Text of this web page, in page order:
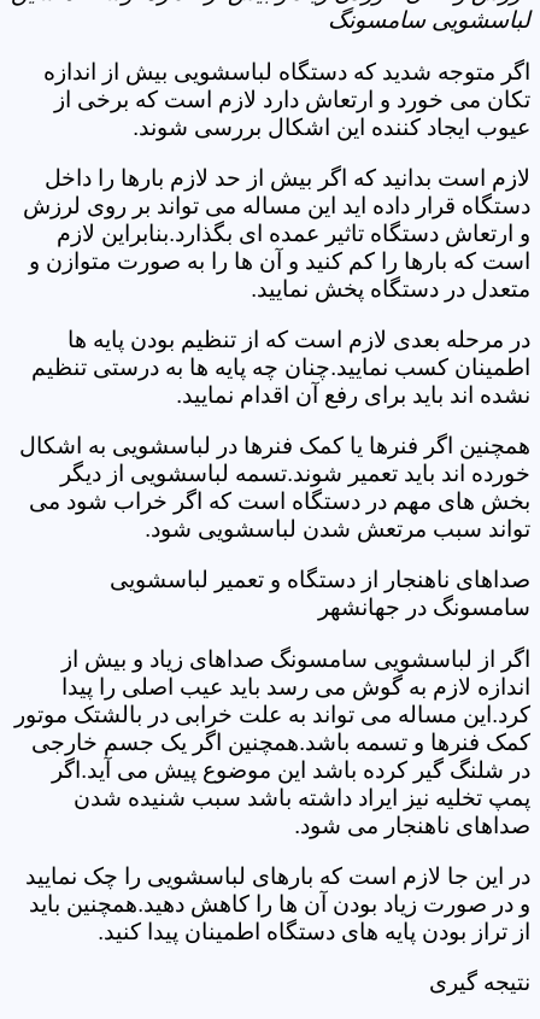
لباسشویی سامسونگ
اگر متوجه شدید که دستگاه لباسشویی بیش از اندازه
تکان می خورد و ارتعاش دارد لازم است که برخی از
عیوب ایجاد کننده این اشکال بررسی شوند.
لازم است بدانید که اگر بیش از حد لازم بارها را داخل
دستگاه قرار داده اید این مساله می تواند بر روی لرزش
و ارتعاش دستگاه تاثیر عمده ای بگذارد.بنابراین لازم
است که بارها را کم کنید و آن ها را به صورت متوازن و
متعدل در دستگاه پخش نمایید.
در مرحله بعدی لازم است که از تنظیم بودن پایه ها
اطمینان کسب نمایید.چنان چه پایه ها به درستی تنظیم
نشده اند باید برای رفع آن اقدام نمایید.
همچنین اگر فنرها یا کمک فنرها در لباسشویی به اشکال
خورده اند باید تعمیر شوند.تسمه لباسشویی از دیگر
بخش های مهم در دستگاه است که اگر خراب شود می
تواند سبب مرتعش شدن لباسشویی شود.
صداهای ناهنجار از دستگاه و تعمیر لباسشویی
سامسونگ در جهانشهر
اگر از لباسشویی سامسونگ صداهای زیاد و بیش از
اندازه لازم به گوش می رسد باید عیب اصلی را پیدا
کرد.این مساله می تواند به علت خرابی در بالشتک موتور
کمک فنرها و تسمه باشد.همچنین اگر یک جسم خارجی
در شلنگ گیر کرده باشد این موضوع پیش می آید.اگر
پمپ تخلیه نیز ایراد داشته باشد سبب شنیده شدن
صداهای ناهنجار می شود.
در این جا لازم است که بارهای لباسشویی را چک نمایید
و در صورت زیاد بودن آن ها را کاهش دهید.همچنین باید
از تراز بودن پایه های دستگاه اطمینان پیدا کنید.
نتیجه گیری